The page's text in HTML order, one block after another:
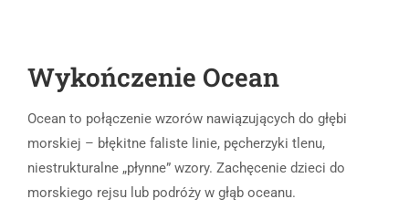
Wykończenie Ocean
Ocean to połączenie wzorów nawiązujących do głębi
morskiej – błękitne faliste linie, pęcherzyki tlenu,
niestrukturalne „płynne” wzory. Zachęcenie dzieci do
morskiego rejsu lub podróży w głąb oceanu.